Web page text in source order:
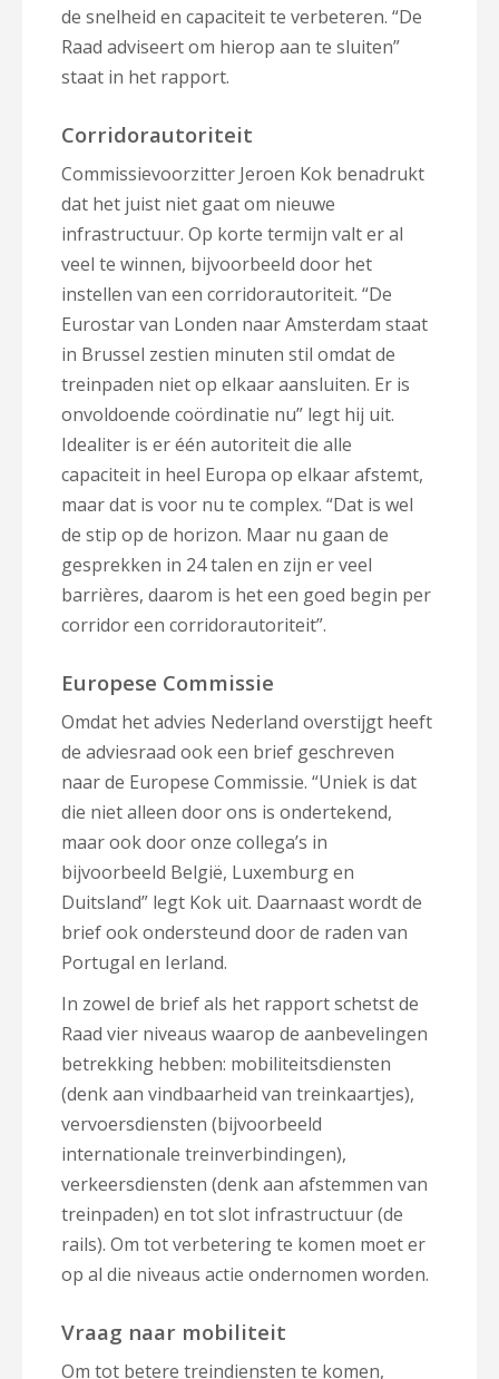
de snelheid en capaciteit te verbeteren. “De
Raad adviseert om hierop aan te sluiten”
staat in het rapport.
Corridorautoriteit
Commissievoorzitter Jeroen Kok benadrukt
dat het juist niet gaat om nieuwe
infrastructuur. Op korte termijn valt er al
veel te winnen, bijvoorbeeld door het
instellen van een corridorautoriteit. “De
Eurostar van Londen naar Amsterdam staat
in Brussel zestien minuten stil omdat de
treinpaden niet op elkaar aansluiten. Er is
onvoldoende coördinatie nu” legt hij uit.
Idealiter is er één autoriteit die alle
capaciteit in heel Europa op elkaar afstemt,
maar dat is voor nu te complex. “Dat is wel
de stip op de horizon. Maar nu gaan de
gesprekken in 24 talen en zijn er veel
barrières, daarom is het een goed begin per
corridor een corridorautoriteit”.
Europese Commissie
Omdat het advies Nederland overstijgt heeft
de adviesraad ook een brief geschreven
naar de Europese Commissie. “Uniek is dat
die niet alleen door ons is ondertekend,
maar ook door onze collega’s in
bijvoorbeeld België, Luxemburg en
Duitsland” legt Kok uit. Daarnaast wordt de
brief ook ondersteund door de raden van
Portugal en Ierland.
In zowel de brief als het rapport schetst de
Raad vier niveaus waarop de aanbevelingen
betrekking hebben: mobiliteitsdiensten
(denk aan vindbaarheid van treinkaartjes),
vervoersdiensten (bijvoorbeeld
internationale treinverbindingen),
verkeersdiensten (denk aan afstemmen van
treinpaden) en tot slot infrastructuur (de
rails). Om tot verbetering te komen moet er
op al die niveaus actie ondernomen worden.
Vraag naar mobiliteit
Om tot betere treindiensten te komen,